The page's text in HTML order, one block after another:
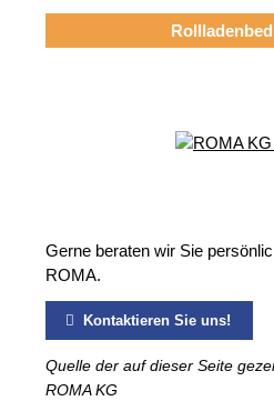
Gerne beraten wir Sie
ROMA.
Kontaktieren Sie uns!
Quelle der auf dieser Seite
ROMA KG